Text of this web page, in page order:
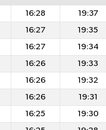
16:28 19:37
16:27 19:35
16:27 19:34
16:26 19:33
16:26 19:32
16:26 19:31
16:25 19:30